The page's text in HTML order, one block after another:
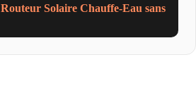
Routeur Solaire Chauffe-Eau sans